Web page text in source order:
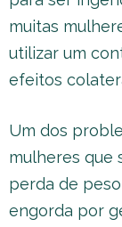
muitas
utilizar um
efeitos
Um dos
mulheres que
perda de
engorda por